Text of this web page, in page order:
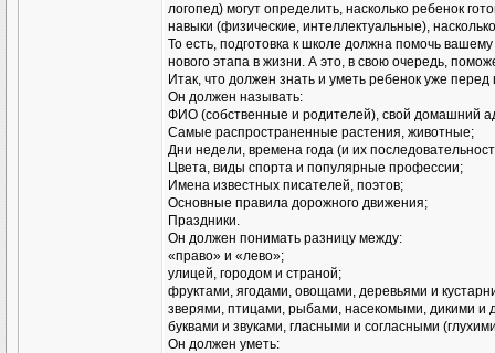
логопед) могут определить, насколько ребенок
навыки (физические, интеллектуальные),
То есть, подготовка к школе должна помочь
нового этапа в жизни. А это, в свою очередь,
Итак, что должен знать и уметь ребенок уже
Он должен называть:
ФИО (собственные и родителей), свой домашний
Самые распространенные растения, животные;
Дни недели, времена года (и их
Цвета, виды спорта и популярные профессии;
Имена известных писателей, поэтов;
Основные правила дорожного движения;
Праздники.
Он должен понимать разницу между:
«право» и «лево»;
улицей, городом и страной;
фруктами, ягодами, овощами, деревьями и
зверями, птицами, рыбами, насекомыми, дикими
буквами и звуками, гласными и согласными
Он должен уметь: